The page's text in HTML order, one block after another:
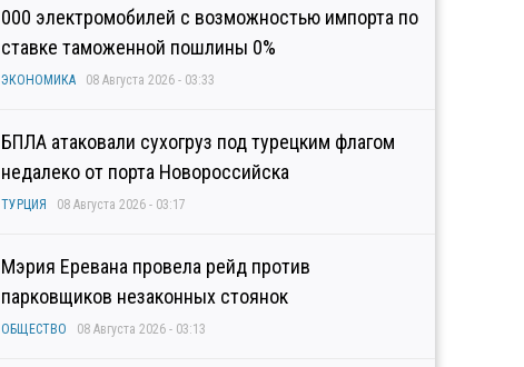
000 электромобилей с возможностью импорта по
ставке таможенной пошлины 0%
ЭКОНОМИКА 08 Августа 2026 - 03:33
БПЛА атаковали сухогруз под турецким флагом
недалеко от порта Новороссийска
ТУРЦИЯ 08 Августа 2026 - 03:17
Мэрия Еревана провела рейд против
парковщиков незаконных стоянок
ОБЩЕСТВО 08 Августа 2026 - 03:13